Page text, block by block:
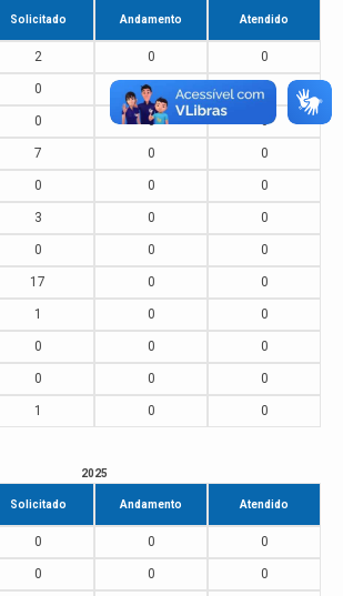
Solicitado Andamento Atendido
2 0 0
0 0 0
0 0 0
7 0 0
0 0 0
3 0 0
0 0 0
17 0 0
1 0 0
0 0 0
0 0 0
1 0 0
2025
Solicitado Andamento Atendido
0 0 0
0 0 0